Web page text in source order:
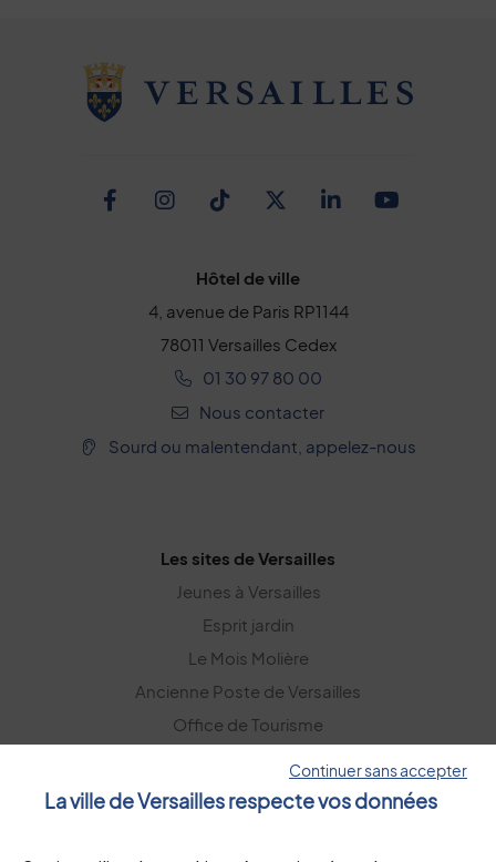
Facebook
Instagram
TikTokTwitter
Linkedin
Hôtel de ville
4, avenue de Paris RP1144
78011 Versailles Cedex
01 30 97 80 00
Nous contacter
Sourd ou malentendant, appelez-nous
Les sites de Versailles
Jeunes à Versailles
Esprit jardin
Le Mois Molière
Ancienne Poste de Versailles
Office de Tourisme
Continuer sans accepter
La ville de Versailles respecte vos données